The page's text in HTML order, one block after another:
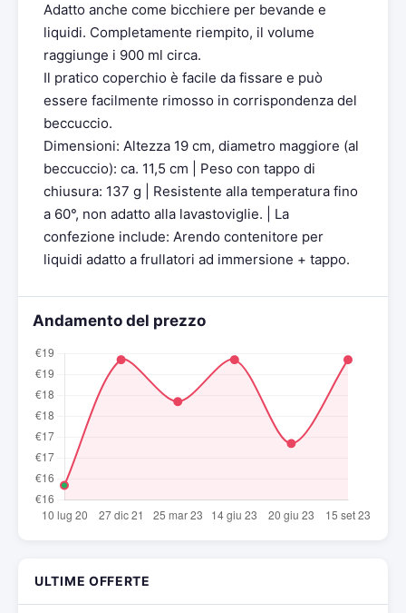
Adatto anche come bicchiere per bevande e
liquidi. Completamente riempito, il volume
raggiunge i 900 ml circa.
Il pratico coperchio è facile da fissare e può
essere facilmente rimosso in corrispondenza del
beccuccio.
Dimensioni: Altezza 19 cm, diametro maggiore (al
beccuccio): ca. 11,5 cm | Peso con tappo di
chiusura: 137 g | Resistente alla temperatura fino
a 60°, non adatto alla lavastoviglie. | La
confezione include: Arendo contenitore per
liquidi adatto a frullatori ad immersione + tappo.
Andamento del prezzo
ULTIME OFFERTE